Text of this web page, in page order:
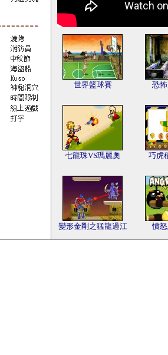
世界籃球賽 恐
七龍珠VS瑪麗奧 巧虎
變形金剛之猛龍過江 憤